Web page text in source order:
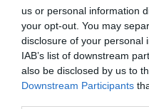
us or personal information
your opt-out. You may
disclosure of your personal
IAB’s list of downstream
also be disclosed by us to
Downstream Participants
normativa y una
torno a objetivos
Las empresas
siempre, a la altura del
también se juega en la
apostamos por el